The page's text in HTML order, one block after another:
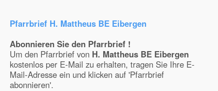
Pfarrbrief H. Mattheus BE Eibergen
Abonnieren Sie den Pfarrbrief !
Um den Pfarrbrief von H. Mattheus BE Eibergen
kostenlos per E-Mail zu erhalten, tragen Sie Ihre E-
Mail-Adresse ein und klicken auf 'Pfarrbrief
abonnieren'.